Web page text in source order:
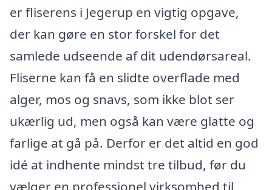
er fliserens i Jegerup en vigtig opgave,
der kan gøre en stor forskel for det
samlede udseende af dit udendørsareal.
Fliserne kan få en slidte overflade med
alger, mos og snavs, som ikke blot ser
ukærlig ud, men også kan være glatte og
farlige at gå på. Derfor er det altid en god
idé at indhente mindst tre tilbud, før du